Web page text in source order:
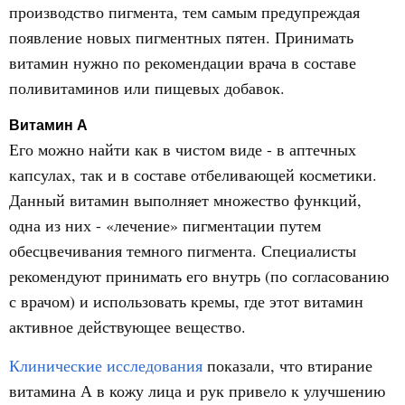
производство пигмента, тем самым предупреждая
появление новых пигментных пятен. Принимать
витамин нужно по рекомендации врача в составе
поливитаминов или пищевых добавок.
Витамин А
Его можно найти как в чистом виде - в аптечных
капсулах, так и в составе отбеливающей косметики.
Данный витамин выполняет множество функций,
одна из них - «лечение» пигментации путем
обесцвечивания темного пигмента. Специалисты
рекомендуют принимать его внутрь (по согласованию
с врачом) и использовать кремы, где этот витамин
активное действующее вещество.
Клинические исследования показали, что втирание
витамина А в кожу лица и рук привело к улучшению